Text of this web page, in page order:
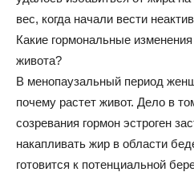
вес, когда начали вести
Какие гормональные
живота?
В менопаузальный период
почему растет живот. Дело в
созревания гормон эстроген
накапливать жир в области
готовится к потенциальной